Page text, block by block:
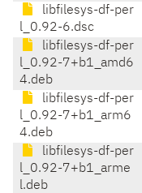
libfilesys-df-per
l_0.92-6.dsc
libfilesys-df-per
l_0.92-7+b1_amd6
4.deb
libfilesys-df-per
l_0.92-7+b1_arm6
4.deb
libfilesys-df-per
l_0.92-7+b1_arme
l.deb